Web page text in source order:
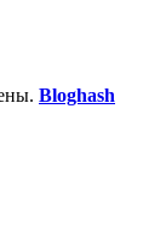
Bloghash